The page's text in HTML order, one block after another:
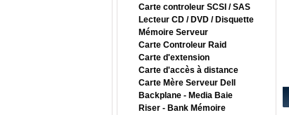
Carte controleur SCSI / SAS
Lecteur CD / DVD / Disquette
Mémoire Serveur
Carte Controleur Raid
Carte d'extension
Carte d'accès à distance
Carte Mère Serveur Dell
Backplane - Media Baie
Riser - Bank Mémoire